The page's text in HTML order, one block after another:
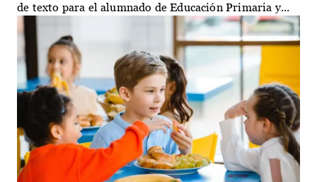
de texto para el alumnado de Educación Primaria y...